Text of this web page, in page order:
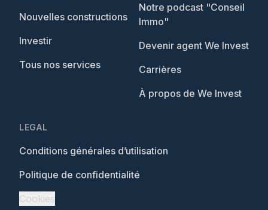
Nouvelles constructions
Investir
Tous nos services
Notre podcast "Conseil
Immo"
Devenir agent We Invest
Carrières
À propos de We Invest
LEGAL
Conditions générales d’utilisation
Politique de confidentialité
Cookies